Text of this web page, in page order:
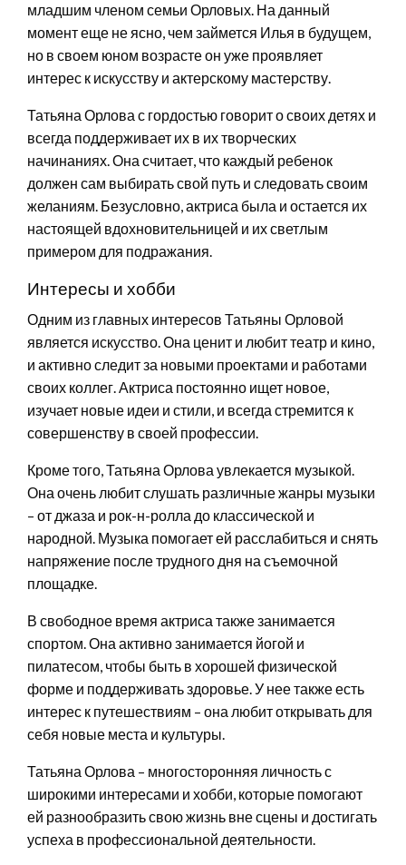
младшим членом семьи Орловых. На данный
момент еще не ясно, чем займется Илья в будущем,
но в своем юном возрасте он уже проявляет
интерес к искусству и актерскому мастерству.
Татьяна Орлова с гордостью говорит о своих детях и
всегда поддерживает их в их творческих
начинаниях. Она считает, что каждый ребенок
должен сам выбирать свой путь и следовать своим
желаниям. Безусловно, актриса была и остается их
настоящей вдохновительницей и их светлым
примером для подражания.
Интересы и хобби
Одним из главных интересов Татьяны Орловой
является искусство. Она ценит и любит театр и кино,
и активно следит за новыми проектами и работами
своих коллег. Актриса постоянно ищет новое,
изучает новые идеи и стили, и всегда стремится к
совершенству в своей профессии.
Кроме того, Татьяна Орлова увлекается музыкой.
Она очень любит слушать различные жанры музыки
– от джаза и рок-н-ролла до классической и
народной. Музыка помогает ей расслабиться и снять
напряжение после трудного дня на съемочной
площадке.
В свободное время актриса также занимается
спортом. Она активно занимается йогой и
пилатесом, чтобы быть в хорошей физической
форме и поддерживать здоровье. У нее также есть
интерес к путешествиям – она любит открывать для
себя новые места и культуры.
Татьяна Орлова – многосторонняя личность с
широкими интересами и хобби, которые помогают
ей разнообразить свою жизнь вне сцены и достигать
успеха в профессиональной деятельности.